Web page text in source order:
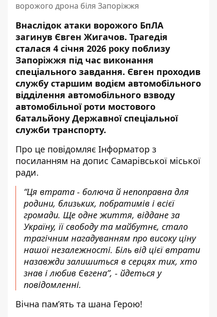
ворожого дрона біля Запоріжжя
Внаслідок атаки ворожого БпЛА
загинув Євген Жигачов. Трагедія
сталася 4 січня 2026 року поблизу
Запоріжжя під час виконання
спеціального завдання. Євген проходив
службу старшим водієм автомобільного
відділення автомобільного взводу
автомобільної роти мостового
батальйону Державної спеціальної
служби транспорту.
Про це повідомляє Інформатор з
посиланням на допис Самарівської міської
ради.
“Ця втрата - болюча й непоправна для
родини, близьких, побратимів і всієї
громади. Ще одне життя, віддане за
Україну, її свободу та майбутнє, стало
трагічним нагадуванням про високу ціну
нашої незалежності. Біль від цієї втрати
назавжди залишиться в серцях тих, хто
знав і любив Євгена”, - йдеться у
повідомленні.
Вічна пам’ять та шана Герою!